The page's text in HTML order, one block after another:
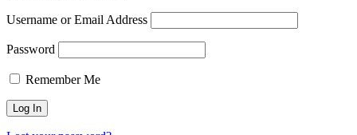
Username or Email Address
Password
Remember Me